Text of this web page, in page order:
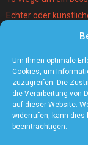
Um Ihnen optimale
Cookies, um
zuzugreifen. Die
die Verarbeitung von
auf dieser Website.
widerrufen, kann dies
beeinträchtigen.
Echter oder
Warum lohnt es
Die 5